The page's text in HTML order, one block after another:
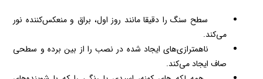
سطح سنگ را دقیقا مانند روز اول، براق و منعکس‌کننده نور
می‌کند.
ناهمترازی‌های ایجاد شده در نصب را از بین برده و سطحی
صاف ایجاد می‌کند.